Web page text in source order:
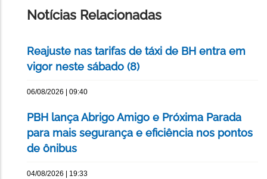
Notícias Relacionadas
Reajuste nas tarifas de táxi de BH entra em
vigor neste sábado (8)
06/08/2026 | 09:40
PBH lança Abrigo Amigo e Próxima Parada
para mais segurança e eficiência nos pontos
de ônibus
04/08/2026 | 19:33